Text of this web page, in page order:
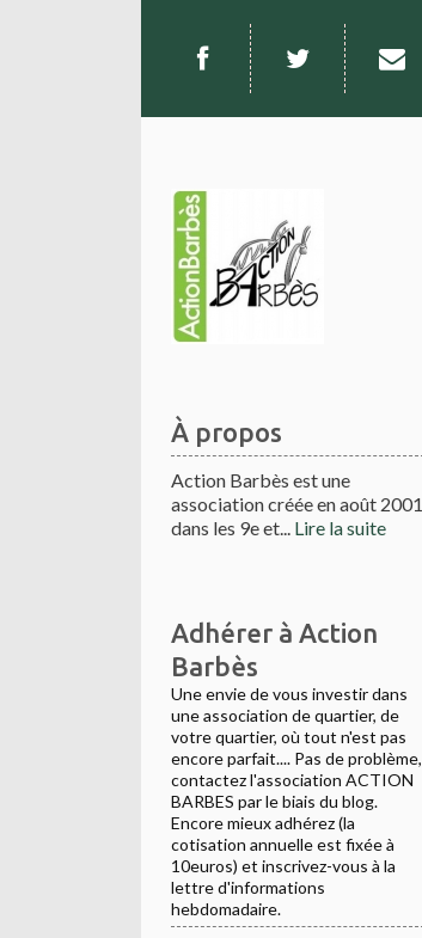
À propos
Action Barbès est une
association créée en août 2001
dans les 9e et... Lire la suite
Adhérer à Action
Barbès
Une envie de vous investir dans
une association de quartier, de
votre quartier, où tout n'est pas
encore parfait.... Pas de problème,
contactez l'association ACTION
BARBES par le biais du blog.
Encore mieux adhérez (la
cotisation annuelle est fixée à
10euros) et inscrivez-vous à la
lettre d'informations
hebdomadaire.